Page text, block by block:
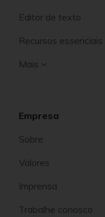
Editor de texto
Recursos essenciais
Mais
Empresa
Sobre
Valores
Imprensa
Trabalhe conosco